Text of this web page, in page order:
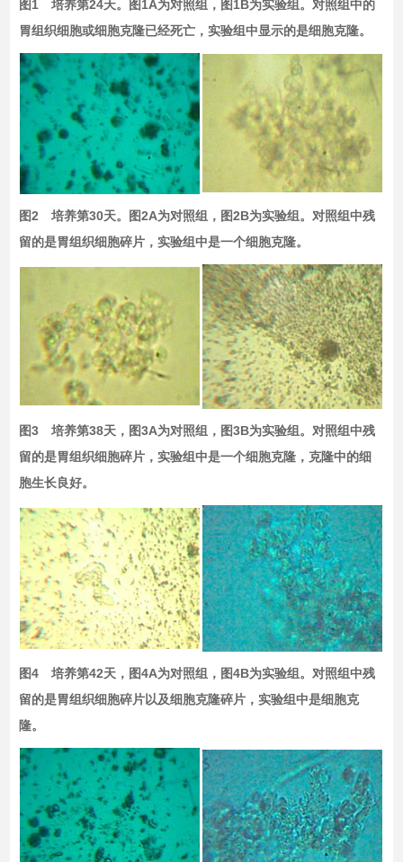
图1 培养第24天。图1A为对照组，图1B为实验组。对照组中的
胃组织细胞或细胞克隆已经死亡，实验组中显示的是细胞克隆。
图2 培养第30天。图2A为对照组，图2B为实验组。对照组中残
留的是胃组织细胞碎片，实验组中是一个细胞克隆。
图3 培养第38天，图3A为对照组，图3B为实验组。对照组中残
留的是胃组织细胞碎片，实验组中是一个细胞克隆，克隆中的细
胞生长良好。
图4 培养第42天，图4A为对照组，图4B为实验组。对照组中残
留的是胃组织细胞碎片以及细胞克隆碎片，实验组中是细胞克
隆。